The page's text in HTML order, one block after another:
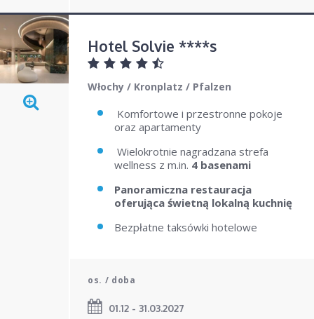
Hotel Solvie ****s
Włochy / Kronplatz / Pfalzen
Komfortowe i przestronne pokoje
oraz apartamenty
Wielokrotnie nagradzana strefa
wellness z m.in. 4 basenami
Panoramiczna restauracja
oferująca świetną lokalną kuchnię
Bezpłatne taksówki hotelowe
os. / doba
01.12 - 31.03.2027